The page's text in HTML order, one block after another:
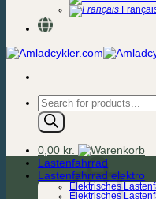
Products
search
0,00 kr.
Lastenfahrrad
Lastenfahrrad elektro
Elektrisches
Elektrisches